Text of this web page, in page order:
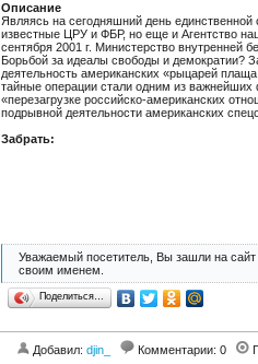
Описание
Являясь на сегодняшний день
известные ЦРУ и ФБР, но еще и Агентство
сентября 2001 г. Министерство внутренней
Борьбой за идеалы свободы и демократии?
деятельность американских «рыцарей
тайные операции стали одним из
«перезагрузке российско-американских
подрывной деятельности американских
Забрать:
Уважаемый посетитель, Вы зашли на сайт
своим именем.
Поделиться…
Добавил: djin_ Комментарии: 0